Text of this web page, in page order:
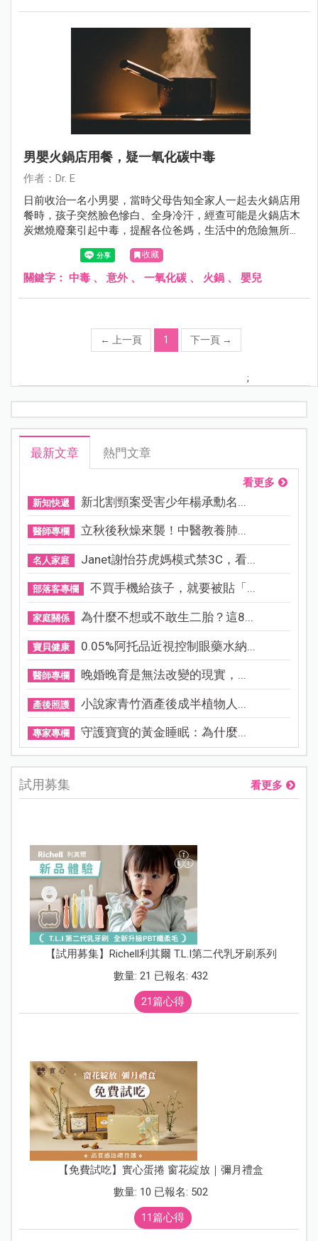
男嬰火鍋店用餐，疑一氧化碳中毒
作者：Dr. E
日前收治一名小男嬰，當時父母告知全家人一起去火鍋店用
餐時，孩子突然臉色慘白、全身冷汗，經查可能是火鍋店木
炭燃燒廢棄引起中毒，提醒各位爸媽，生活中的危險無所不
在，一定要注意外出用餐環境，減少意外發生。
收藏
關鍵字： 中毒 、 意外、 一氧化碳 、 火鍋 、 嬰兒
← 上一頁 1 下一頁 →
;
最新文章 熱門文章
看更多
新知快遞 新北割頸案受害少年楊承勳名...
醫師專欄 立秋後秋燥來襲！中醫教養肺...
名人家庭 Janet謝怡芬虎媽模式禁3C，看...
部落客專欄 不買手機給孩子，就要被貼「...
家庭關係 為什麼不想或不敢生二胎？這8...
寶貝健康 0.05%阿托品近視控制眼藥水納...
醫師專欄 晚婚晚育是無法改變的現實，...
產後照護 小說家青竹酒產後成半植物人...
專家專欄 守護寶寶的黃金睡眠：為什麼...
試用募集 看更多
【試用募集】Richell利其爾 T.L.I第二代乳牙刷系列
數量: 21 已報名: 432
21篇心得
【免費試吃】實心蛋捲 窗花綻放｜彌月禮盒
數量: 10 已報名: 502
11篇心得